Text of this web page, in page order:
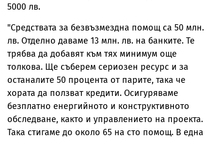
5000 лв.
"Средствата за безвъзмездна помощ са 50 млн.
лв. Отделно даваме 13 млн. лв. на банките. Те
трябва да добавят към тях минимум още
толкова. Ще съберем сериозен ресурс и за
останалите 50 процента от парите, така че
хората да ползват кредити. Осигуряваме
безплатно енергийното и конструктивното
обследване, както и управлението на проекта.
Така стигаме до около 65 на сто помощ. В една